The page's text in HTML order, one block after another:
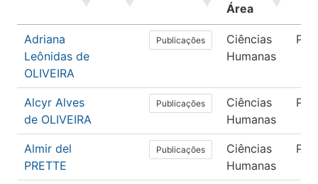
Área
Adriana
Leônidas de
OLIVEIRA
Publicações
Ciências
Humanas
Alcyr Alves
de OLIVEIRA
Publicações
Ciências
Humanas
Almir del
PRETTE
Publicações
Ciências
Humanas